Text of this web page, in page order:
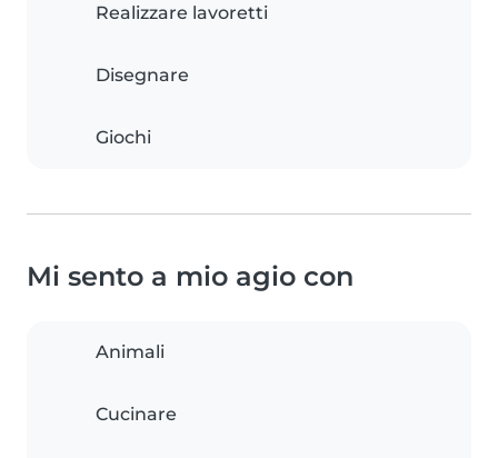
Realizzare lavoretti
Disegnare
Giochi
Mi sento a mio agio con
Animali
Cucinare